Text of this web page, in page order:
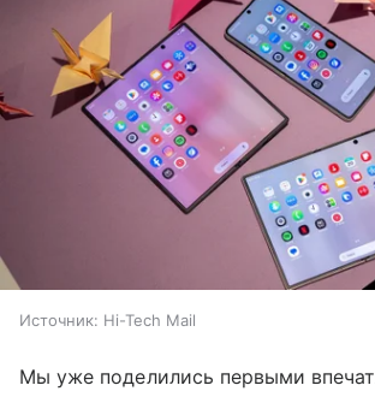
Источник: Hi-Tech Mail
Мы уже поделились первыми